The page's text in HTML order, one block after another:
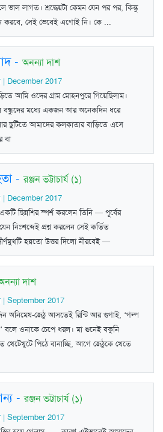
ভাল লাগত। শ্রদ্ধেয়টা কেমন যেন পর পর, কিন্তু
করবে, সেই ভেবেই এগোই নি। কে ...
-অনন্যা দাশ
| December 2017
আমি ওদের গ্রাম মোহনপুরে গিয়েছিলাম।
বন্ধুদের মধ্যে একজন আর অনেকদিন ধরে
ছুটিতে আমাদের কলকাতার বাড়িতে এসে
বা
-রঞ্জন ভট্টাচার্য (১)
| December 2017
ছিন্নশির স্পর্শ করলেন তিনি — পূর্বের
নিঃশব্দেই প্রশ্ন করলেন সেই কর্তিত
হয়তো উত্তর দিলো নীরবেই —
দাশ
| September 2017
অনিমেষ-জেঠু আসতেই রিন্টি আর গুগাই, ‘গল্প
ওনাকে চেপে ধরল। মা শুনেই বকুনি
পিঠে বানাচ্ছি, আগে জেঠুকে খেতে
-রঞ্জন ভট্টাচার্য (১)
| September 2017